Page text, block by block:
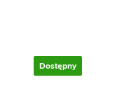
Dostępny